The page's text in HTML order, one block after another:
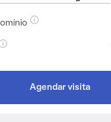
Agendar visita